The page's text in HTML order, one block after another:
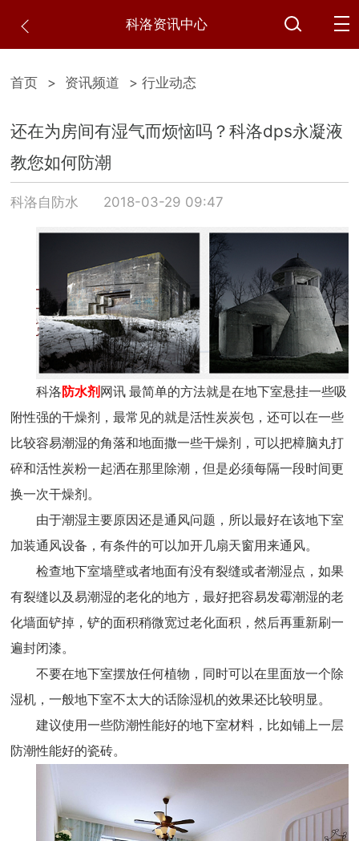
科洛资讯中心
首页 > 资讯频道 > 行业动态
还在为房间有湿气而烦恼吗？科洛dps永凝液
教您如何防潮
科洛自防水 2018-03-29 09:47
科洛 防水剂 网讯 最简单的方法就是在地下室悬挂一些吸
附性强的干燥剂，最常见的就是活性炭炭包，还可以在一些
比较容易潮湿的角落和地面撒一些干燥剂，可以把樟脑丸打
碎和活性炭粉一起洒在那里除潮，但是必须每隔一段时间更
换一次干燥剂。
由于潮湿主要原因还是通风问题，所以最好在该地下室
加装通风设备，有条件的可以加开几扇天窗用来通风。
检查地下室墙壁或者地面有没有裂缝或者潮湿点，如果
有裂缝以及易潮湿的老化的地方，最好把容易发霉潮湿的老
化墙面铲掉，铲的面积稍微宽过老化面积，然后再重新刷一
遍封闭漆。
不要在地下室摆放任何植物，同时可以在里面放一个除
湿机，一般地下室不太大的话除湿机的效果还比较明显。
建议使用一些防潮性能好的地下室材料，比如铺上一层
防潮性能好的瓷砖。